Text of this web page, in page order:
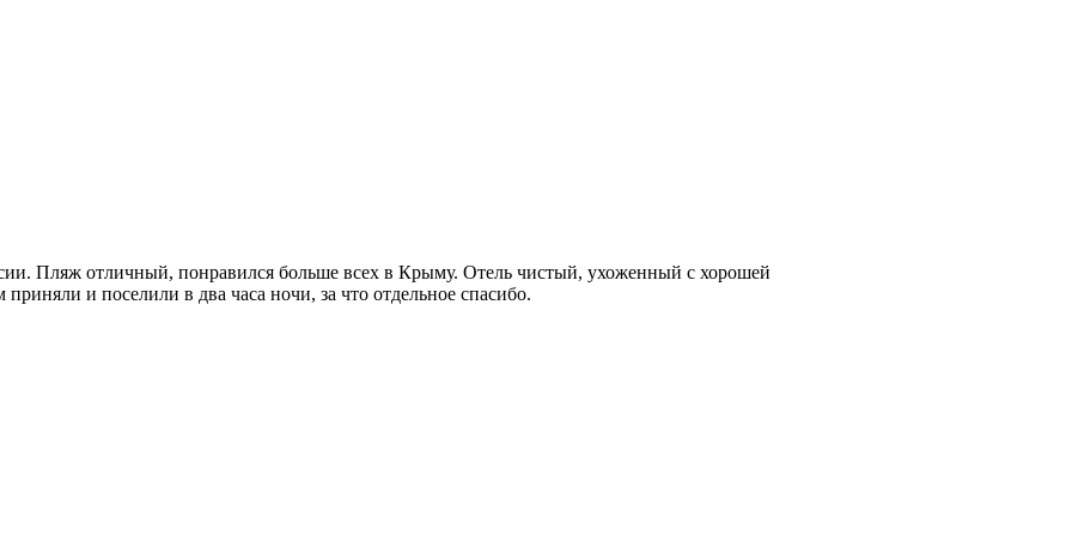
Пляж отличный, понравился больше всех в Крыму. Отель чистый, ухоженный с хорошей
и поселили в два часа ночи, за что отдельное спасибо.